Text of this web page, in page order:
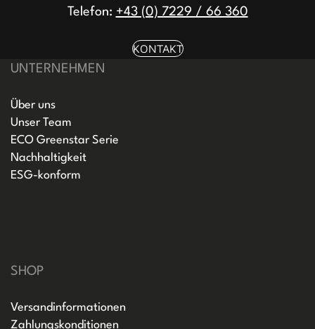
Telefon: +43 (0) 7229 / 66 360
KONTAKT
UNTERNEHMEN
Über uns
Unser Team
ECO Greenstar Serie
Nachhaltigkeit
ESG-konform
SHOP
Versandinformationen
Zahlungskonditionen